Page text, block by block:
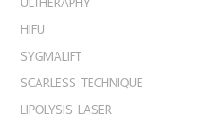
HIFU
SYGMALIFT
SCARLESS TECHNIQUE
LIPOLYSIS LASER